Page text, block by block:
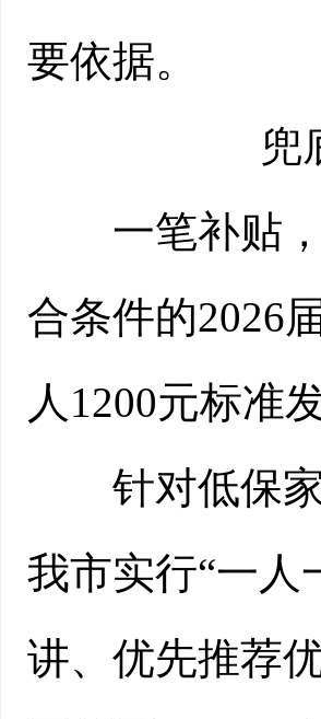
要依据。
兜
一笔补贴，
合条件的2026
人1200元标准
针对低保家
我市实行“一人
讲、优先推荐